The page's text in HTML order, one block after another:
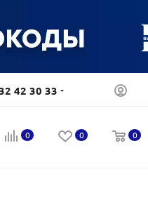
42 30 33
0 0 0